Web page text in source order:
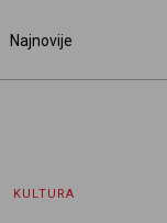
Najnovije
KULTURA